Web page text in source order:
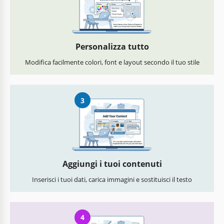
Personalizza tutto
Modifica facilmente colori, font e layout secondo il tuo stile
3
Aggiungi i tuoi contenuti
Inserisci i tuoi dati, carica immagini e sostituisci il testo
4